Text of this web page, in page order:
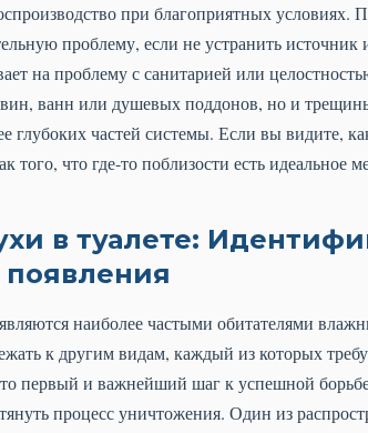
при благоприятных
проблему, если не устранить
на проблему с санитарией или
ванн или душевых поддонов, но и
глубоких частей системы. Если вы видите,
того, что где-то поблизости есть идеальное
в туалете:
появления
наиболее частыми обитателями
к другим видам, каждый из которых
первый и важнейший шаг к успешной
процесс уничтожения. Один из